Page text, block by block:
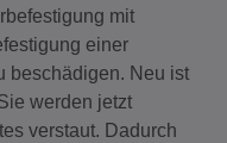
mit
einer
beschädigen. Neu ist
werden jetzt
verstaut. Dadurch